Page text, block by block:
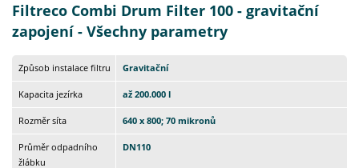
Filtreco Combi Drum Filter 100 - gravitační
zapojení - Všechny parametry
Způsob instalace filtru Gravitační
Kapacita jezírka až 200.000 l
Rozměr síta 640 x 800; 70 mikronů
Průměr odpadního
žlábku
DN110